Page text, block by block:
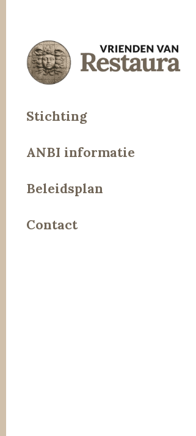
Stichting
ANBI informatie
Beleidsplan
Contact